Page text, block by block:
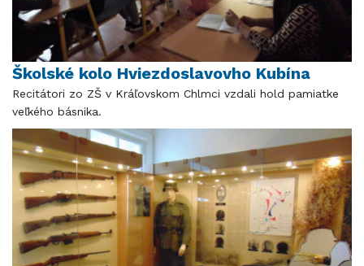
Školské kolo Hviezdoslavovho Kubína
Recitátori zo ZŠ v Kráľovskom Chlmci vzdali hold pamiatke
veľkého básnika.